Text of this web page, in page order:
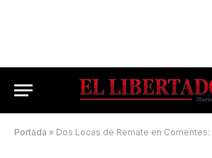
Portada » Dos Locas de Remate en Corrientes: “Se